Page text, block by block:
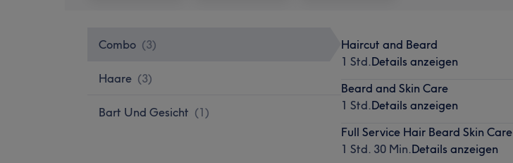
Combo (3)
Haare (3)
Bart Und Gesicht (1)
Haircut and Beard
1 Std.Details anzeigen
Beard and Skin Care
1 Std.Details anzeigen
Full Service Hair Beard Skin Care
1 Std. 30 Min.Details anzeigen